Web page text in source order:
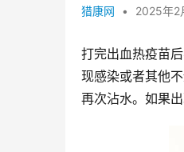
猎康网 • 2025年2
打完出血热疫苗
现感染或者其他
再次沾水。如果